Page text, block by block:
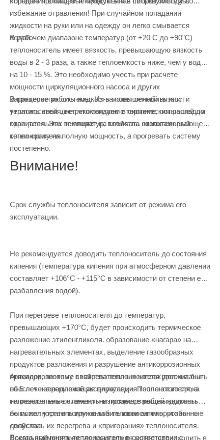
избежание отравления! При случайном попадании
жидкости на руки или на одежду он легко смывается
водой.
В рабочем диапазоне температур (от +20 С до +90"С)
теплоноситель имеет вязкость, превышающую вязкость
воды в 2 - 3 раза, а также теплоемкость ниже, чем у воды,
на 10 - 15 %. Это необходимо учесть при расчете
мощности циркуляционного насоса и других
характеристик системы. Из-за повышенной вязкости
теплоносителя, не рекомендуем в системе, остывшей до
отрицательных температур, включать отопительный
котел сразу на полную мощность, а прогревать систему
постепенно.
В процессе работы жидкость может ослабить или
утратить свой цвет, что связано с термическим распадом
красителя. Это не влияет на свойства низкозамерзающего
теплоносителя.
Внимание!
Срок службы теплоносителя зависит от режима его
эксплуатации.
Не рекомендуется доводить теплоноситель до состояния
кипения (температура кипения при атмосферном давлении
составляет +106°С - +115°С в зависимости от степени его
разбавления водой).
При перегреве теплоносителя до температур,
превышающих +170°С, будет происходить термическое
разложение этиленгликоля. образование «нагара» на
нагревательных элементах, выделение газообразных
продуктов разложения и разрушение антикоррозионных
присадок, поэтому в нагревательных котлах должна быть
обеспечена надлежащая циркуляция теплоносителя, а
нагревательные элементы в процессе работы должны
быть полностью погружены в теплоноситель, чтобы не
допускать их перегрева и «пригорания» теплоносителя.
Локальный перегрев теплоносителя может происходить в
Антикоррозионные свойства теплоносителя рассчитаны
на 5 лет непрерывной эксплуатации. После этого срока
теплоноситель останется низкозамерзающей жидкостью,
но может утратить или ослабить свои антикоррозионные
свойства.
Всегда применять теплоноситель в соответствии с